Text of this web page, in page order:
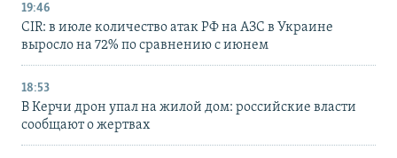
19:46
CIR: в июле количество атак РФ на АЗС в Украине
выросло на 72% по сравнению с июнем
18:53
В Керчи дрон упал на жилой дом: российские власти
сообщают о жертвах